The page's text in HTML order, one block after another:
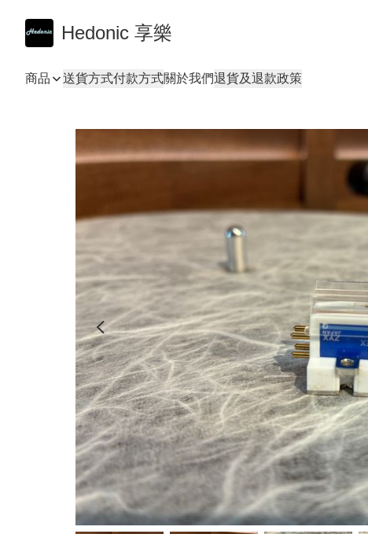
Hedonic 享樂
商品 送貨方式付款方式關於我們退貨及退款政策